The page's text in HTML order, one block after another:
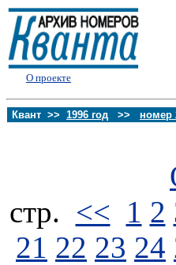
О проекте
Квант >> 1996 год >> номер
стp. << 1 2
21 22 23 24